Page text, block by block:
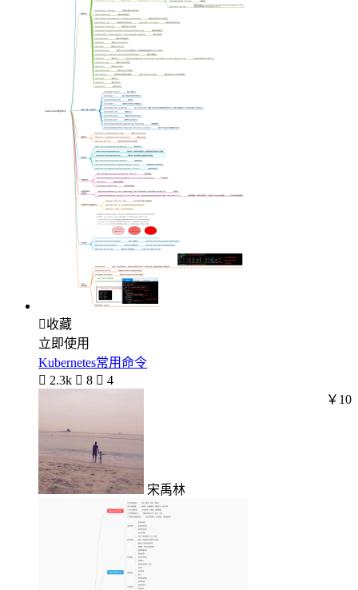
收藏
立即使用
Kubernetes常用命令
 2.3k  8  4
宋禹林
￥10